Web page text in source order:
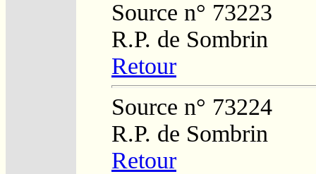
Source n° 73223
R.P. de Sombrin
Retour
Source n° 73224
R.P. de Sombrin
Retour